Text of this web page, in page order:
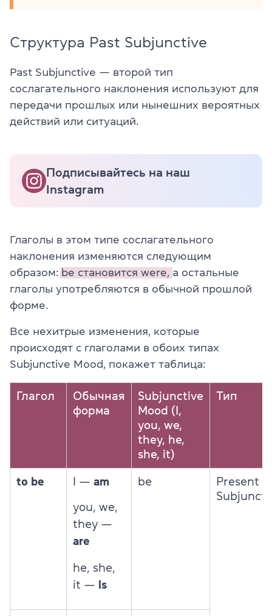
Cтруктура Past Subjunctive
Past Subjunctive — второй тип
сослагательного наклонения используют для
передачи прошлых или нынешних вероятных
действий или ситуаций.
Подписывайтесь на наш
Instagram
Глаголы в этом типе сослагательного
наклонения изменяются следующим
образом: be становится were,
а остальные
глаголы употребляются в обычной прошлой
форме.
Все нехитрые изменения, которые
происходят с глаголами в обоих типах
Subjunctive Mood, покажет таблица:
Глагол
Обычная
форма
Subjunctive
Mood (I,
you, we,
they, he,
she, it)
Тип
to be I — am
you, we,
they —
are
he, she,
it — is
be
Present